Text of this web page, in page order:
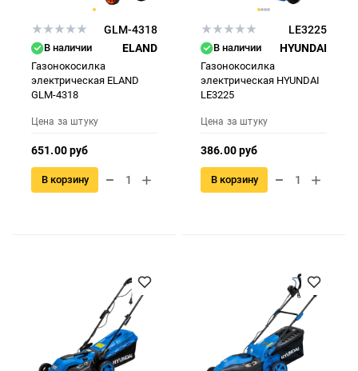
GLM-4318
В наличии ELAND
Газонокосилка
электрическая ELAND
GLM-4318
Цена за штуку
651.00 руб
В корзину
LE3225
В наличии HYUNDAI
Газонокосилка
электрическая HYUNDAI
LE3225
Цена за штуку
386.00 руб
В корзину